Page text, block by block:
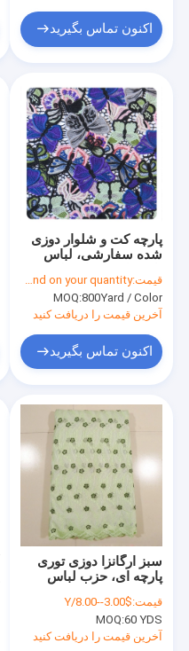
اکنون تماس بگیرید
پارچه کت و شلوار دوزی
شده سفارشی، لباس
قیمت:Depend on your quantity
MOQ:800Yard / Color
آخرین قیمت را دریافت کنید
اکنون تماس بگیرید
سبز ارگانزا دوزی توری
پارچه ای، حزب لباس
قیمت:$3.00--8.00/Y
MOQ:60 YDS
آخرین قیمت را دریافت کنید